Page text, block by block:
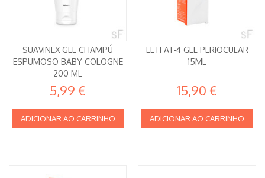
SUAVINEX GEL CHAMPÚ
ESPUMOSO BABY COLOGNE
200 ML
5,99 €
ADICIONAR AO CARRINHO
LETI AT-4 GEL PERIOCULAR
15ML
15,90 €
ADICIONAR AO CARRINHO